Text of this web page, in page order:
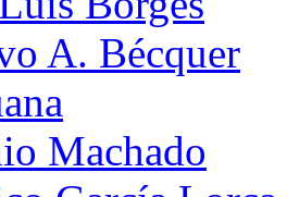
A. Bécquer
Machado